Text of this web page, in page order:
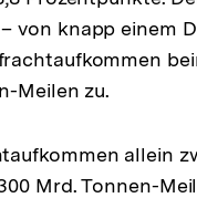
von knapp einem
Meilen zu.
allein
Mrd. Tonnen-